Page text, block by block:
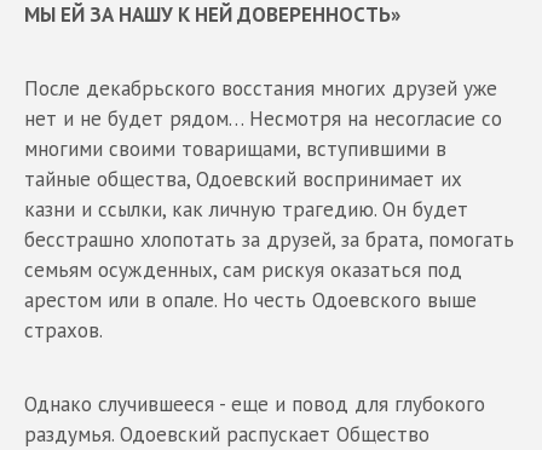
МЫ ЕЙ ЗА НАШУ К НЕЙ ДОВЕРЕННОСТЬ»
После декабрьского восстания многих друзей уже
нет и не будет рядом… Несмотря на несогласие со
многими своими товарищами, вступившими в
тайные общества, Одоевский воспринимает их
казни и ссылки, как личную трагедию. Он будет
бесстрашно хлопотать за друзей, за брата, помогать
семьям осужденных, сам рискуя оказаться под
арестом или в опале. Но честь Одоевского выше
страхов.
Однако случившееся - еще и повод для глубокого
раздумья. Одоевский распускает Общество